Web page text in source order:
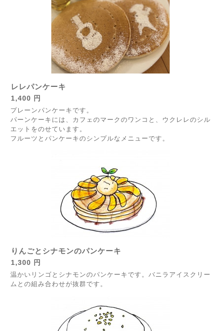
レレパンケーキ
1,400 円
プレーンパンケーキです。
パーンケーキには、カフェのマークのワンコと、ウクレレのシル
エットをのせています。
フルーツとパンケーキのシンプルなメニューです。
りんごとシナモンのパンケーキ
1,300 円
温かいリンゴとシナモンのパンケーキです。バニラアイスクリー
ムとの組み合わせが抜群です。